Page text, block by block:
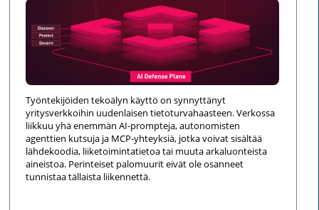
Työntekijöiden tekoälyn käyttö on synnyttänyt
yritysverkkoihin uudenlaisen tietoturvahaasteen. Verkossa
liikkuu yhä enemmän AI-prompteja, autonomisten
agenttien kutsuja ja MCP-yhteyksiä, jotka voivat sisältää
lähdekoodia, liiketoimintatietoa tai muuta arkaluonteista
aineistoa. Perinteiset palomuurit eivät ole osanneet
tunnistaa tällaista liikennettä.